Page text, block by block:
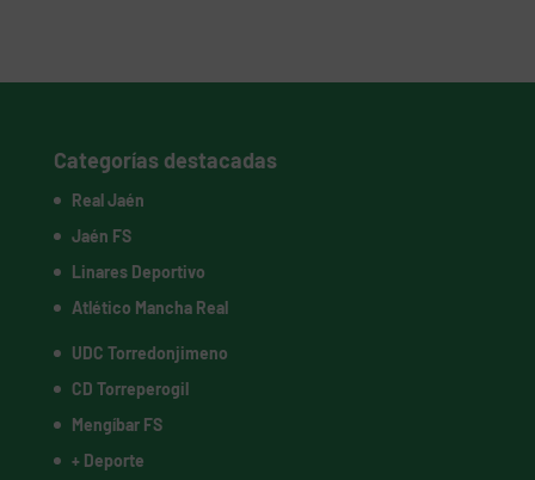
Categorías destacadas
Real Jaén
Jaén FS
Linares Deportivo
Atlético Mancha Real
UDC Torredonjimeno
CD Torreperogil
Mengíbar FS
+ Deporte